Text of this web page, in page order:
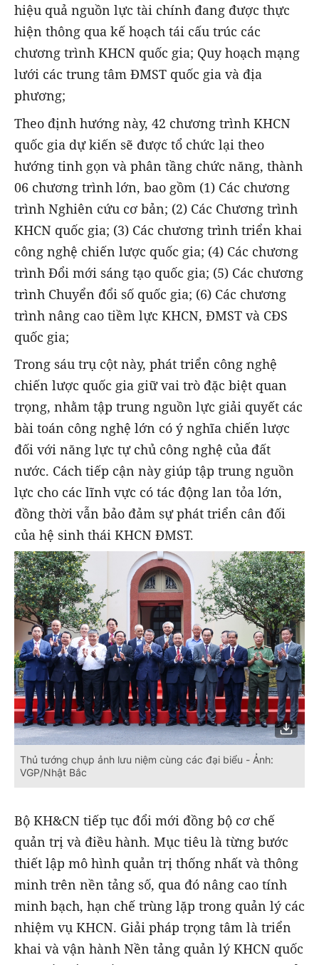
hiệu quả nguồn lực tài chính đang được thực
hiện thông qua kế hoạch tái cấu trúc các
chương trình KHCN quốc gia; Quy hoạch mạng
lưới các trung tâm ĐMST quốc gia và địa
phương;
Theo định hướng này, 42 chương trình KHCN
quốc gia dự kiến sẽ được tổ chức lại theo
hướng tinh gọn và phân tầng chức năng, thành
06 chương trình lớn, bao gồm (1) Các chương
trình Nghiên cứu cơ bản; (2) Các Chương trình
KHCN quốc gia; (3) Các chương trình triển khai
công nghệ chiến lược quốc gia; (4) Các chương
trình Đổi mới sáng tạo quốc gia; (5) Các chương
trình Chuyển đổi số quốc gia; (6) Các chương
trình nâng cao tiềm lực KHCN, ĐMST và CĐS
quốc gia;
Trong sáu trụ cột này, phát triển công nghệ
chiến lược quốc gia giữ vai trò đặc biệt quan
trọng, nhằm tập trung nguồn lực giải quyết các
bài toán công nghệ lớn có ý nghĩa chiến lược
đối với năng lực tự chủ công nghệ của đất
nước. Cách tiếp cận này giúp tập trung nguồn
lực cho các lĩnh vực có tác động lan tỏa lớn,
đồng thời vẫn bảo đảm sự phát triển cân đối
của hệ sinh thái KHCN ĐMST.
Thủ tướng chụp ảnh lưu niệm cùng các đại biểu - Ảnh:
VGP/Nhật Bắc
Bộ KH&CN tiếp tục đổi mới đồng bộ cơ chế
quản trị và điều hành. Mục tiêu là từng bước
thiết lập mô hình quản trị thống nhất và thông
minh trên nền tảng số, qua đó nâng cao tính
minh bạch, hạn chế trùng lặp trong quản lý các
nhiệm vụ KHCN. Giải pháp trọng tâm là triển
khai và vận hành Nền tảng quản lý KHCN quốc